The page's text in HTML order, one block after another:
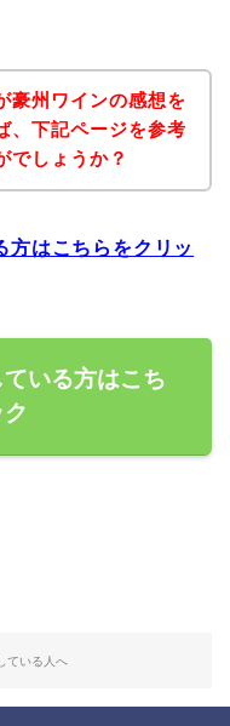
豪州ワインの感想を
、下記ページを参考
でしょうか？
方はこちらをクリッ
いる方はこち
ている人へ